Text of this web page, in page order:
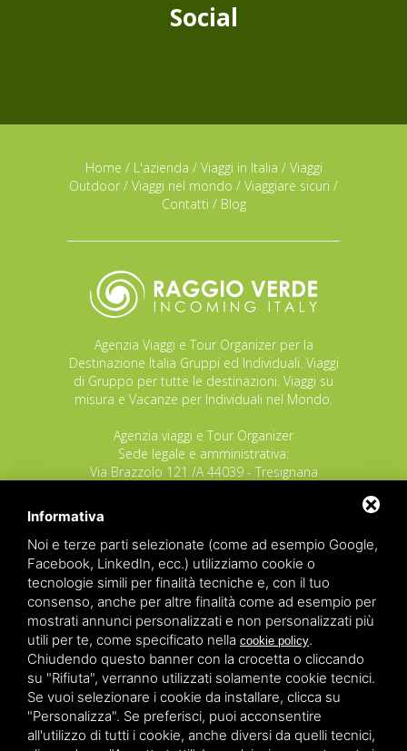
Social
Home / L'azienda / Viaggi in Italia / Viaggi
Outdoor / Viaggi nel mondo / Viaggiare sicuri /
Contatti / Blog
Agenzia Viaggi e Tour Organizer per la
Destinazione Italia Gruppi ed Individuali. Viaggi
di Gruppo per tutte le destinazioni. Viaggi su
misura e Vacanze per Individuali nel Mondo.
Agenzia viaggi e Tour Organizer
Sede legale e amministrativa:
Via Brazzolo 121 /A 44039 - Tresignana
POLIZZA RESPONSABILITA' CIVILE REVO N.
OX00020791 valida dal 12/11/2025 al
12/11/2026
POLIZZA FONDO GARANZIA INSOLVENZA
REVO N. OX00043679 valida dal 03/03/26 al
03/03/27
Copyrights – 2026 Raggio Verde Incoming Italy by Raggio
Verde Incoming Italy di Nagliati dott.ssa Ilaria –
Deltacommerce srlAll rights reserved.
Partita IVA 01428530388 - C.F NGLLRI66L56D548L - Numero
REA - Camera di Commercio Ferrara 166627/1998 Licenza
Informativa
Noi e terze parti selezionate (come ad esempio Google,
Facebook, LinkedIn, ecc.) utilizziamo cookie o
tecnologie simili per finalità tecniche e, con il tuo
consenso, anche per altre finalità come ad esempio per
mostrati annunci personalizzati e non personalizzati più
utili per te, come specificato nella cookie policy.
Chiudendo questo banner con la crocetta o cliccando
su "Rifiuta", verranno utilizzati solamente cookie tecnici.
Se vuoi selezionare i cookie da installare, clicca su
"Personalizza". Se preferisci, puoi acconsentire
all'utilizzo di tutti i cookie, anche diversi da quelli tecnici,